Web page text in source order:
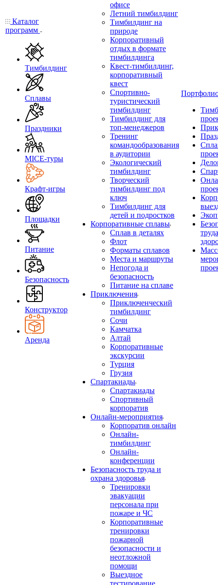
Каталог
программ
Тимбилдинг
Сплавы
Праздники
MICE‑туры
Крафт-игры
Площадки
Питание
Безопасность
Конструктор
Аренда
офисе
Летний тимбилдинг
Тимбилдинг на
природе
Корпоративный
отдых в формате
тимбилдинга
Квест-тимбилдинг,
корпоративный
квест
Спортивно-
туристический
тимбилдинг
Тимбилдинг для
топ-менеджеров
Тренинг
командообразования
в аудитории
Экологический
тимбилдинг
Творческий
тимбилдинг под
ключ
Тимбилдинг для
детей и подростков
Корпоративные сплавы
Сплав в деталях
Флот
Форматы сплавов
Места и маршруты
Непогода и
безопасность
Питание на сплаве
Приключения
Приключенческий
тимбилдинг
Сочи
Камчатка
Алтай
Корпоративные
экскурсии
Турция
Грузия
Спартакиады
Спартакиады
Спортивный
корпоратив
Онлайн-мероприятия
Корпоратив онлайн
Онлайн-
тимбилдинг
Онлайн-
конференции
Безопасность труда и
охрана здоровья
Тренировки
эвакуации
персонала при
пожаре и ЧС
Корпоративные
тренировки
пожарной
безопасности и
неотложной
помощи
Выездное
тестирование